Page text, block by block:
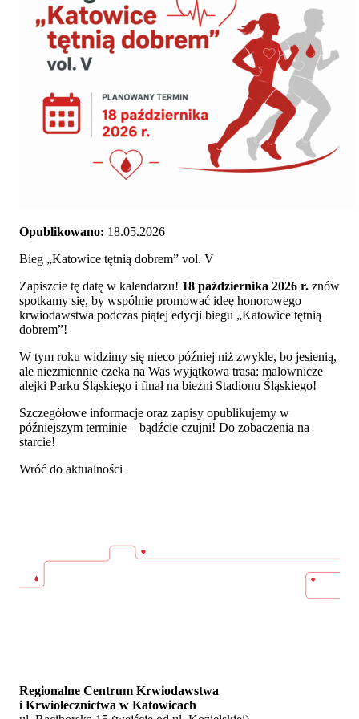
Opublikowano: 18.05.2026
Bieg „Katowice tętnią dobrem” vol. V
Zapiszcie tę datę w kalendarzu! 18 października 2026 r. znów
spotkamy się, by wspólnie promować ideę honorowego
krwiodawstwa podczas piątej edycji biegu „Katowice tętnią
dobrem”!
W tym roku widzimy się nieco później niż zwykle, bo jesienią,
ale niezmiennie czeka na Was wyjątkowa trasa: malownicze
alejki Parku Śląskiego i finał na bieżni Stadionu Śląskiego!
Szczegółowe informacje oraz zapisy opublikujemy w
późniejszym terminie – bądźcie czujni! Do zobaczenia na
starcie!
Wróć do aktualności
Regionalne Centrum Krwiodawstwa
i Krwiolecznictwa w Katowicach